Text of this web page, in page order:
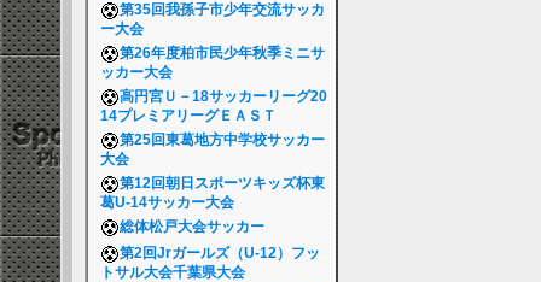
第35回我孫子市少年交流サッカ
ー大会
第26年度柏市民少年秋季ミニサ
ッカー大会
高円宮Ｕ－18サッカーリーグ20
14プレミアリーグＥＡＳＴ
第25回東葛地方中学校サッカー
大会
第12回朝日スポーツキッズ杯東
葛U-14サッカー大会
総体松戸大会サッカー
第2回Jrガールズ（U-12）フッ
トサル大会千葉県大会